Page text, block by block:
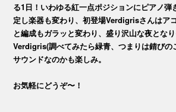
る1日！いわゆる紅一点ポジションにピアノ
定し楽器も変わり、初登場Verdigrisさんはア
と編成もガラッと変わり、盛り沢山な夜となり
Verdigris(調べてみたら緑青、つまりは錆びの
サウンドなのかも楽しみ。
お気軽にどうぞ〜！